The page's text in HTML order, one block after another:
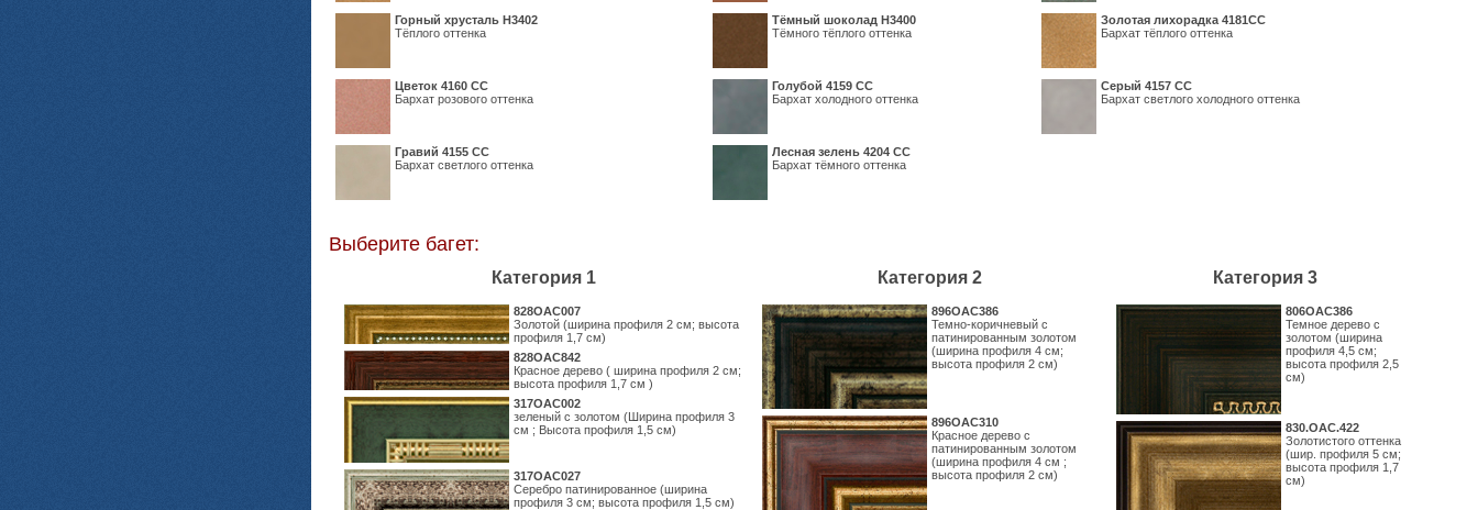
Горный хрусталь H3402
Тёплого оттенка
Тёмный шоколад H3400
Тёмного тёплого оттенка
Золотая лихорадка 4181СС
Бархат тёплого оттенка
Цветок 4160 СС
Бархат розового оттенка
Голубой 4159 СС
Бархат холодного оттенка
Серый 4157 СС
Бархат светлого холодного оттенка
Гравий 4155 СС
Бархат светлого оттенка
Лесная зелень 4204 СС
Бархат тёмного оттенка
Выберите багет:
Категория 1 Категория 2 Категория 3
828OAC007
Золотой (ширина профиля 2 см; высота
профиля 1,7 см)
828OAC842
Красное дерево ( ширина профиля 2 см;
высота профиля 1,7 см )
317OAC002
зеленый с золотом (Ширина профиля 3
см ; Высота профиля 1,5 см)
317OAC027
Серебро патинированное (ширина
профиля 3 см; высота профиля 1,5 см)
896OAC386
Темно-коричневый с
патинированным золотом
(ширина профиля 4 см;
высота профиля 2 см)
896OAC310
Красное дерево с
патинированным золотом
(ширина профиля 4 см ;
высота профиля 2 см)
806OAC386
Темное дерево с
золотом (ширина
профиля 4,5 см;
высота профиля 2,5
см)
830.ОАС.422
Золотистого оттенка
(шир. профиля 5 см;
высота профиля 1,7
см)